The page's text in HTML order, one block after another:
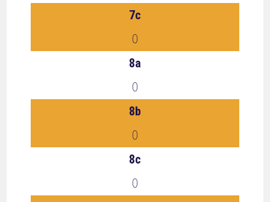
7c
0
8a
0
8b
0
8c
0